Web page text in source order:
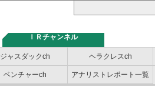
ＩＲチャンネル
ジャスダックch ヘラクレスch
ベンチャーch アナリストレポート一覧